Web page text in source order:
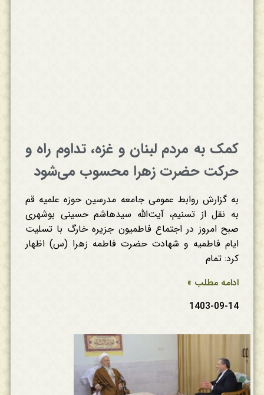
کمک به مردم لبنان و غزه، تداوم راه و
حرکت حضرت زهرا محسوب می‌شود
به گزارش روابط عمومی جامعه مدرسین حوزه علمیه قم
به نقل از تسنیم، آیت‌الله سیدهاشم حسینی بوشهری
صبح امروز در اجتماع فاطمیون جزیره خارگ با تسلیت
ایام فاطمیه و شهادت حضرت فاطمه زهرا (س) اظهار
کرد: تمام
ادامه مطلب »
1403-09-14